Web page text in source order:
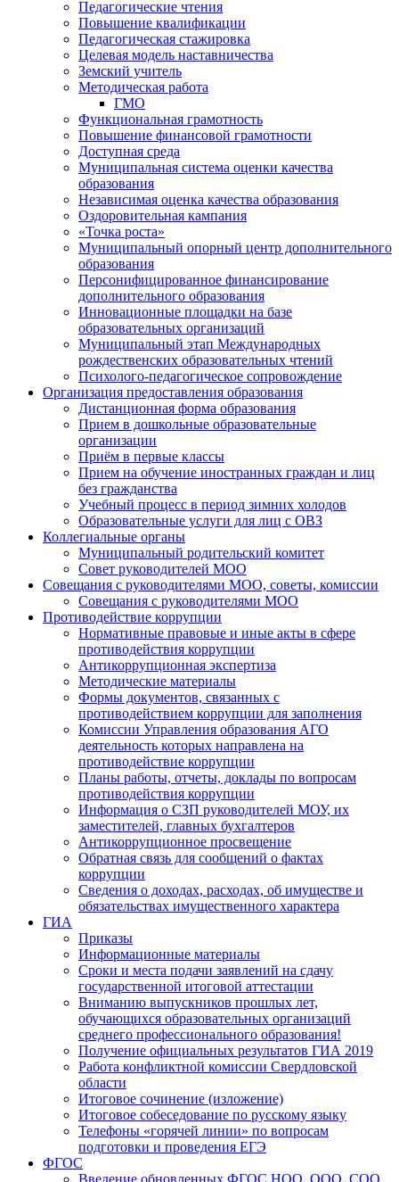
Педагогические чтения
Повышение квалификации
Педагогическая стажировка
Целевая модель наставничества
Земский учитель
Методическая работа
ГМО
Функциональная грамотность
Повышение финансовой грамотности
Доступная среда
Муниципальная система оценки качества
образования
Независимая оценка качества образования
Оздоровительная кампания
«Точка роста»
Муниципальный опорный центр дополнительного
образования
Персонифицированное финансирование
дополнительного образования
Инновационные площадки на базе
образовательных организаций
Муниципальный этап Международных
рождественских образовательных чтений
Психолого-педагогическое сопровождение
Организация предоставления образования
Дистанционная форма образования
Прием в дошкольные образовательные
организации
Приём в первые классы
Прием на обучение иностранных граждан и лиц
без гражданства
Учебный процесс в период зимних холодов
Образовательные услуги для лиц с ОВЗ
Коллегиальные органы
Муниципальный родительский комитет
Совет руководителей МОО
Совещания с руководителями МОО, советы, комиссии
Совещания с руководителями МОО
Противодействие коррупции
Нормативные правовые и иные акты в сфере
противодействия коррупции
Антикоррупционная экспертиза
Методические материалы
Формы документов, связанных с
противодействием коррупции для заполнения
Комиссии Управления образования АГО
деятельность которых направлена на
противодействие коррупции
Планы работы, отчеты, доклады по вопросам
противодействия коррупции
Информация о СЗП руководителей МОУ, их
заместителей, главных бухгалтеров
Антикоррупционное просвещение
Обратная связь для сообщений о фактах
коррупции
Сведения о доходах, расходах, об имуществе и
обязательствах имущественного характера
ГИА
Приказы
Информационные материалы
Сроки и места подачи заявлений на сдачу
государственной итоговой аттестации
Вниманию выпускников прошлых лет,
обучающихся образовательных организаций
среднего профессионального образования!
Получение официальных результатов ГИА 2019
Работа конфликтной комиссии Свердловской
области
Итоговое сочинение (изложение)
Итоговое собеседование по русскому языку
Телефоны «горячей линии» по вопросам
подготовки и проведения ЕГЭ
ФГОС